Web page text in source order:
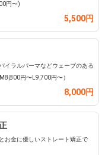
円〜)
5,500円
イラルパーマなどウェーブのある
円〜L9,700円〜）
8,000円
お金に優しいストレート矯正で